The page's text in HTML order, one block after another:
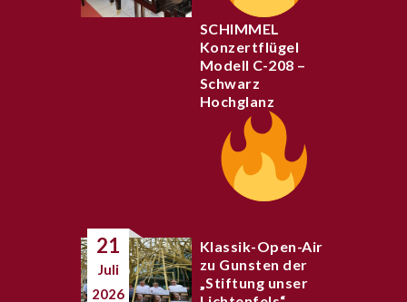
SCHIMMEL
Konzertflügel
Modell C-208 –
Schwarz
Hochglanz
21
Juli
2026
Klassik-Open-Air
zu Gunsten der
„Stiftung unser